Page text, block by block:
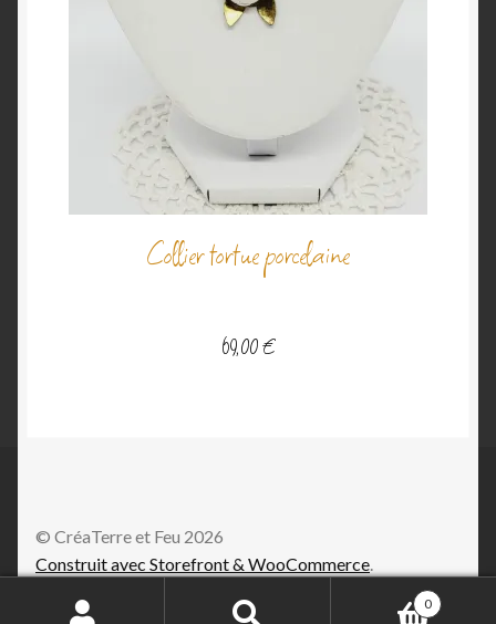
Collier tortue porcelaine
69,00€
© CréaTerre et Feu 2026
Construit avec Storefront & WooCommerce
0